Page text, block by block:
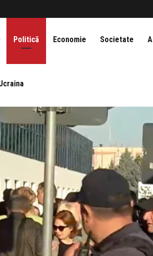
Politică Economie Societate